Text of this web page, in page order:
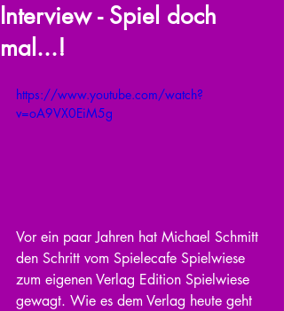
Interview - Spiel doch
mal...!
https://www.youtube.com/watch?
v=oA9VX0EiM5g
Vor ein paar Jahren hat Michael Schmitt
den Schritt vom Spielecafe Spielwiese
zum eigenen Verlag Edition Spielwiese
gewagt. Wie es dem Verlag heute geht